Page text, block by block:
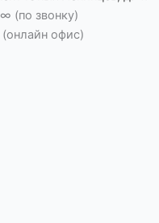
(по звонку)
офис)